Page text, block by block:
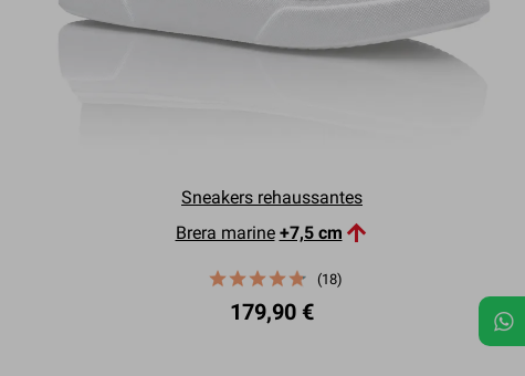
Sneakers rehaussantes
Brera marine +7,5 cm
(18)
179,90 €